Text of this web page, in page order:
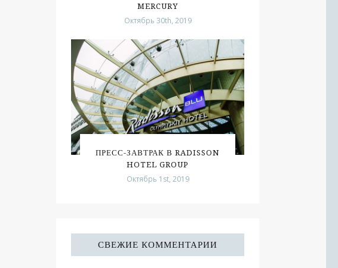
MERCURY
Октябрь 30th, 2019
ПРЕСС-ЗАВТРАК В RADISSON
HOTEL GROUP
Октябрь 1st, 2019
СВЕЖИЕ КОММЕНТАРИИ